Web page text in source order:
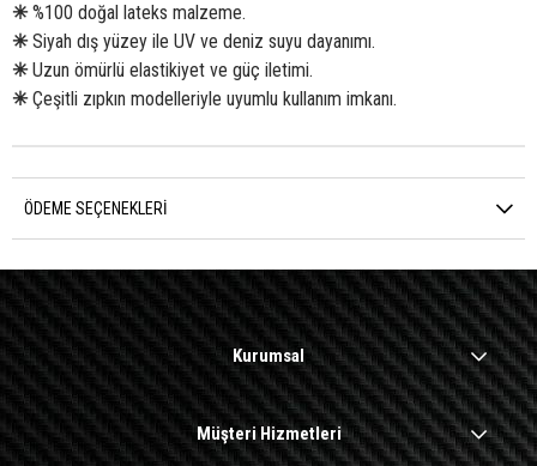
✳%100 doğal lateks malzeme.
✳Siyah dış yüzey ile UV ve deniz suyu dayanımı.
✳Uzun ömürlü elastikiyet ve güç iletimi.
✳Çeşitli zıpkın modelleriyle uyumlu kullanım imkanı.
ÖDEME SEÇENEKLERI
Kurumsal
Müşteri Hizmetleri